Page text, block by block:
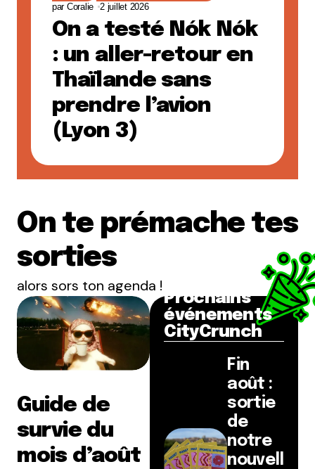
par Coralie 2 juillet 2026
On a testé Nók Nók
: un aller-retour en
Thaïlande sans
prendre l’avion
(Lyon 3)
On te prémache tes
sorties
alors sors ton agenda !
Guide de
survie du
mois d’août
Prochains
événements
CityCrunch
Fin
août :
sortie
de
notre
nouvell